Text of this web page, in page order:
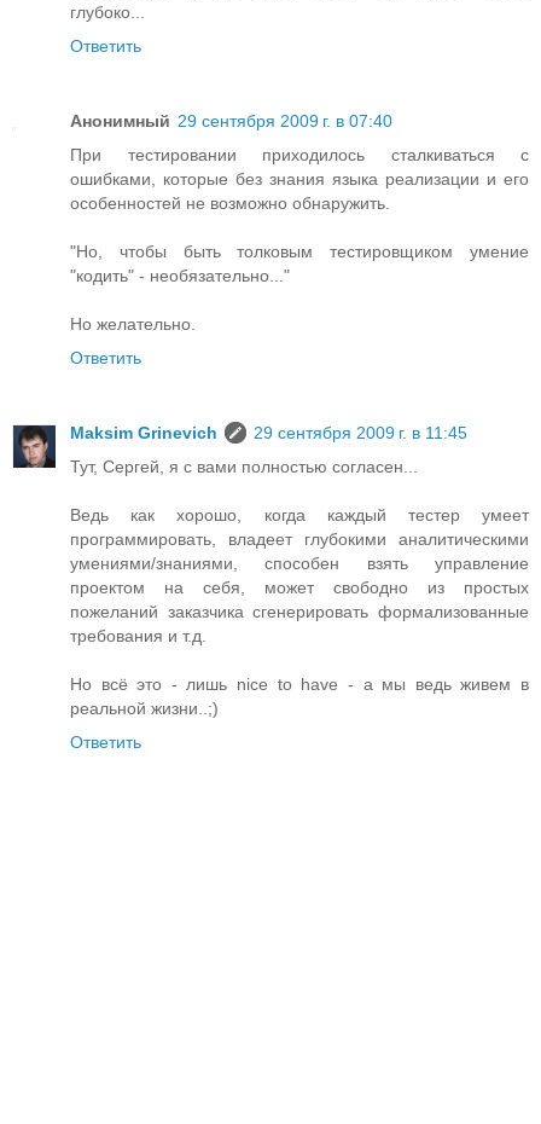
глубоко...
Ответить
Анонимный 29 сентября 2009 г. в 07:40
При тестировании приходилось сталкиваться с
ошибками, которые без знания языка реализации и его
особенностей не возможно обнаружить.
"Но, чтобы быть толковым тестировщиком умение
"кодить" - необязательно..."
Но желательно.
Ответить
Maksim Grinevich
29 сентября 2009 г. в 11:45
Тут, Сергей, я с вами полностью согласен...
Ведь как хорошо, когда каждый тестер умеет
программировать, владеет глубокими аналитическими
умениями/знаниями, способен взять управление
проектом на себя, может свободно из простых
пожеланий заказчика сгенерировать формализованные
требования и т.д.
Но всё это - лишь nice to have - а мы ведь живем в
реальной жизни..;)
Ответить